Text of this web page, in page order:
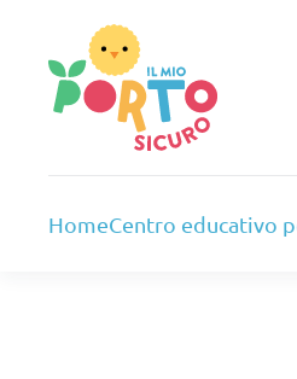
Skip to main content
HomeCentro educativo